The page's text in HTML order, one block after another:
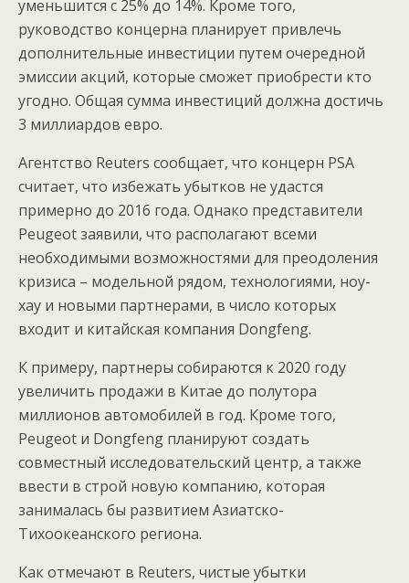
уменьшится с 25% до 14%. Кроме того,
руководство концерна планирует привлечь
дополнительные инвестиции путем очередной
эмиссии акций, которые сможет приобрести кто
угодно. Общая сумма инвестиций должна достичь
3 миллиардов евро.
Агентство Reuters сообщает, что концерн PSA
считает, что избежать убытков не удастся
примерно до 2016 года. Однако представители
Peugeot заявили, что располагают всеми
необходимыми возможностями для преодоления
кризиса – модельной рядом, технологиями, ноу-
хау и новыми партнерами, в число которых
входит и китайская компания Dongfeng.
К примеру, партнеры собираются к 2020 году
увеличить продажи в Китае до полутора
миллионов автомобилей в год. Кроме того,
Peugeot и Dongfeng планируют создать
совместный исследовательский центр, а также
ввести в строй новую компанию, которая
занималась бы развитием Азиатско-
Тихоокеанского региона.
Как отмечают в Reuters, чистые убытки